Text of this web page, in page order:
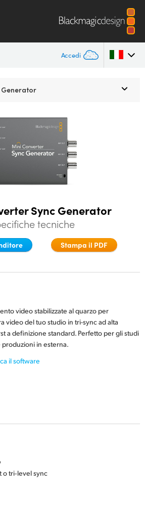
Accedi
Generator
Sync Generator
tecniche
Stampa il PDF
video stabilizzate al quarzo per
video del tuo studio in tri-sync ad alta
a definizione standard. Perfetto per gli studi
in esterna.
il software
tri‑level sync